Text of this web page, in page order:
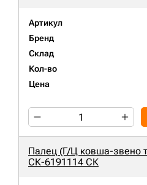
Артикул
Бренд
Склад
Кол-во
Цена
Палец (Г/Ц ковша-звено
СК-6191114 СК